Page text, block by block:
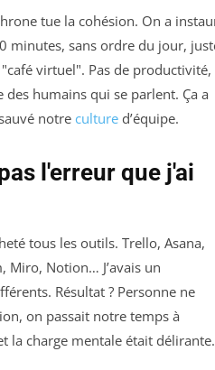
tue la cohésion. On a
minutes, sans ordre du jour,
virtuel". Pas de productivité,
des humains qui se parlent. Ça a
notre culture d’équipe.
l'erreur que j'ai
tous les outils. Trello, Asana,
Miro, Notion… J’avais un
Résultat ? Personne ne
on passait notre temps à
la charge mentale était délirante.